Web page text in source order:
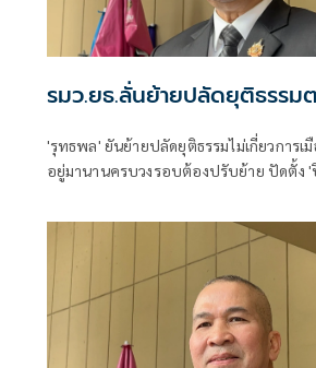
รมว.ยธ.ลั่นย้ายปลัดยุติธรรม
'รุทธพล' ยันย้ายปลัดยุติธรรมไม่เกี่ยวการเ
อยู่มานานครบวงรอบต้องปรับย้าย ปัดตั้ง 'ปิ